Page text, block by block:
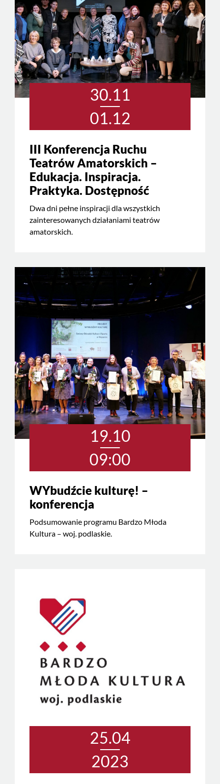
30.11
01.12
III Konferencja Ruchu
Teatrów Amatorskich –
Edukacja. Inspiracja.
Praktyka. Dostępność
Dwa dni pełne inspiracji dla wszystkich
zainteresowanych działaniami teatrów
amatorskich.
19.10
09:00
WYbudźcie kulturę! –
konferencja
Podsumowanie programu Bardzo Młoda
Kultura – woj. podlaskie.
25.04
2023